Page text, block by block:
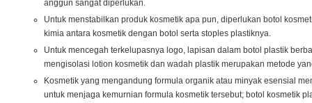
anggun sangat diperlukan.
Untuk menstabilkan produk kosmetik apa pun, diperlukan botol
kimia antara kosmetik dengan botol serta stoples plastiknya.
Untuk mencegah terkelupasnya logo, lapisan dalam botol plastik
mengisolasi lotion kosmetik dan wadah plastik merupakan metode
Kosmetik yang mengandung formula organik atau minyak esensial
untuk menjaga kemurnian formula kosmetik tersebut; botol kosmetik